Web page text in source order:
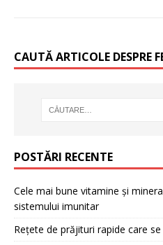
CAUTĂ ARTICOLE DESPRE
POSTĂRI RECENTE
Cele mai bune vitamine și
sistemului imunitar
Rețete de prăjituri rapide care